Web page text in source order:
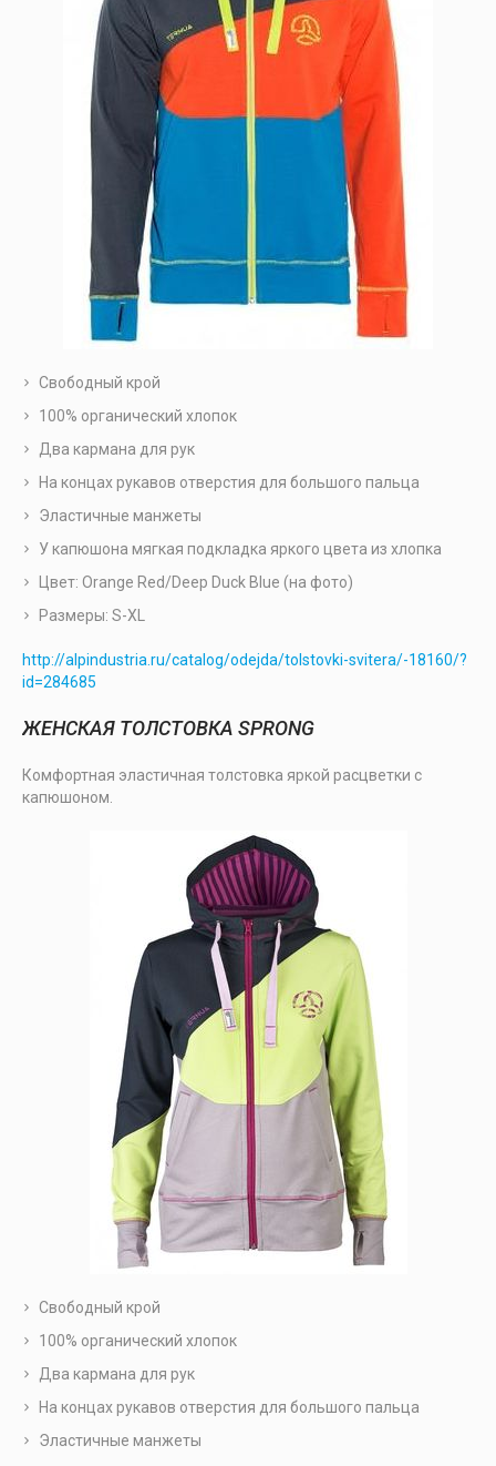
Свободный крой
100% органический хлопок
Два кармана для рук
На концах рукавов отверстия для большого пальца
Эластичные манжеты
У капюшона мягкая подкладка яркого цвета из хлопка
Цвет: Orange Red/Deep Duck Blue (на фото)
Размеры: S-XL
http://alpindustria.ru/catalog/odejda/tolstovki-svitera/-18160/?
id=284685
ЖЕНСКАЯ ТОЛСТОВКА SPRONG
Комфортная эластичная толстовка яркой расцветки с
капюшоном.
Свободный крой
100% органический хлопок
Два кармана для рук
На концах рукавов отверстия для большого пальца
Эластичные манжеты